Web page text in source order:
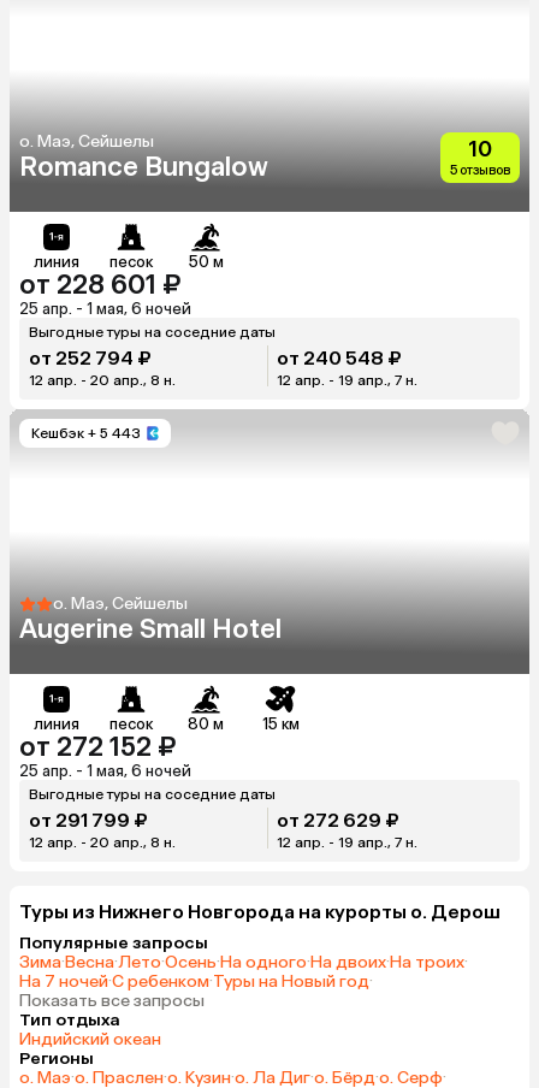
о. Маэ, Сейшелы
Romance Bungalow
10
5 отзывов
линия песок 50 м
от 228 601 ₽
25 апр. - 1 мая, 6 ночей
Выгодные туры на соседние даты
от 252 794 ₽
12 апр. - 20 апр., 8 н.
от 240 548 ₽
12 апр. - 19 апр., 7 н.
Кешбэк + 5 443
о. Маэ, Сейшелы
Augerine Small Hotel
линия песок 80 м 15 км
от 272 152 ₽
25 апр. - 1 мая, 6 ночей
Выгодные туры на соседние даты
от 291 799 ₽
12 апр. - 20 апр., 8 н.
от 272 629 ₽
12 апр. - 19 апр., 7 н.
Туры из Нижнего Новгорода на курорты о. Дерош
Популярные запросы
Зима·Весна·Лето·Осень·На одного·На двоих·На троих·
На 7 ночей·С ребенком·Туры на Новый год·
Показать все запросы
Тип отдыха
Индийский океан
Регионы
о. Маэ·о. Праслен·о. Кузин·о. Ла Диг·о. Бёрд·о. Серф·